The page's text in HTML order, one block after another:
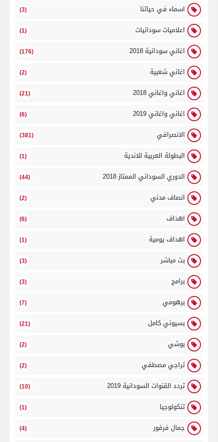
اسماء في حياتنا (3)
اعلاميات سودانيات (1)
اغاني سودانية 2018 (176)
اغاني شعبية (2)
اغاني واغاني 2018 (21)
اغاني واغاني 2019 (6)
الانصرافي (381)
البطولة العربية للاندية (1)
الدوري السوداني الممتاز 2018 (44)
انصاف مدني (2)
اهداف (6)
اهداف يومية (1)
بث مباشر (3)
برامج (3)
برهومي (7)
بسيوني كامل (21)
بوشي (2)
تراجي مصطفي (2)
تردد القنوات السودانية 2019 (10)
تنكولوجيا (1)
جمال فرفور (4)